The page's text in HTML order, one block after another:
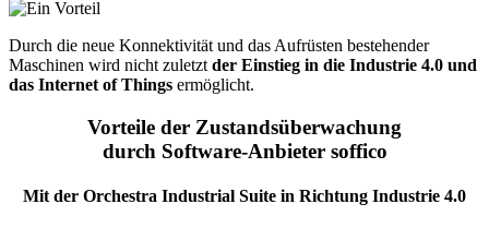
Durch die neue Konnektivität und das Aufrüsten bestehender
Maschinen wird nicht zuletzt der Einstieg in die Industrie 4.0 und
das Internet of Things ermöglicht.
Vorteile der Zustandsüberwachung
durch Software-Anbieter soffico
Mit der Orchestra Industrial Suite in Richtung Industrie 4.0